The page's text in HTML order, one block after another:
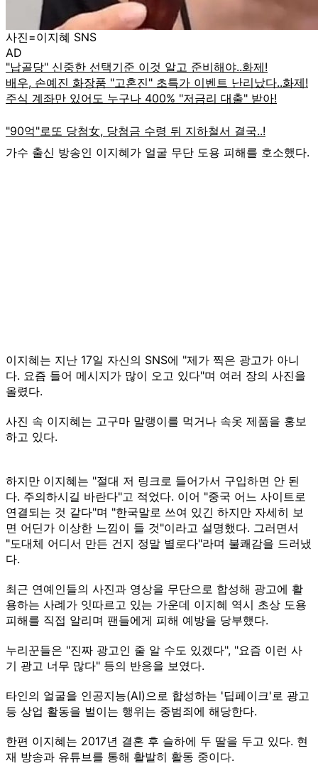
사진=이지혜 SNS
AD
가수 출신 방송인 이지혜가 얼굴 무단 도용 피해를 호소했다.
이지혜는 지난 17일 자신의 SNS에 "제가 찍은 광고가 아니
다. 요즘 들어 메시지가 많이 오고 있다"며 여러 장의 사진을
올렸다.
사진 속 이지혜는 고구마 말랭이를 먹거나 속옷 제품을 홍보
하고 있다.
하지만 이지혜는 "절대 저 링크로 들어가서 구입하면 안 된
다. 주의하시길 바란다"고 적었다. 이어 "중국 어느 사이트로
연결되는 것 같다"며 "한국말로 쓰여 있긴 하지만 자세히 보
면 어딘가 이상한 느낌이 들 것"이라고 설명했다. 그러면서
"도대체 어디서 만든 건지 정말 별로다"라며 불쾌감을 드러냈
다.
최근 연예인들의 사진과 영상을 무단으로 합성해 광고에 활
용하는 사례가 잇따르고 있는 가운데 이지혜 역시 초상 도용
피해를 직접 알리며 팬들에게 피해 예방을 당부했다.
누리꾼들은 "진짜 광고인 줄 알 수도 있겠다", "요즘 이런 사
기 광고 너무 많다" 등의 반응을 보였다.
타인의 얼굴을 인공지능(AI)으로 합성하는 '딥페이크'로 광고
등 상업 활동을 벌이는 행위는 중범죄에 해당한다.
한편 이지혜는 2017년 결혼 후 슬하에 두 딸을 두고 있다. 현
재 방송과 유튜브를 통해 활발히 활동 중이다.